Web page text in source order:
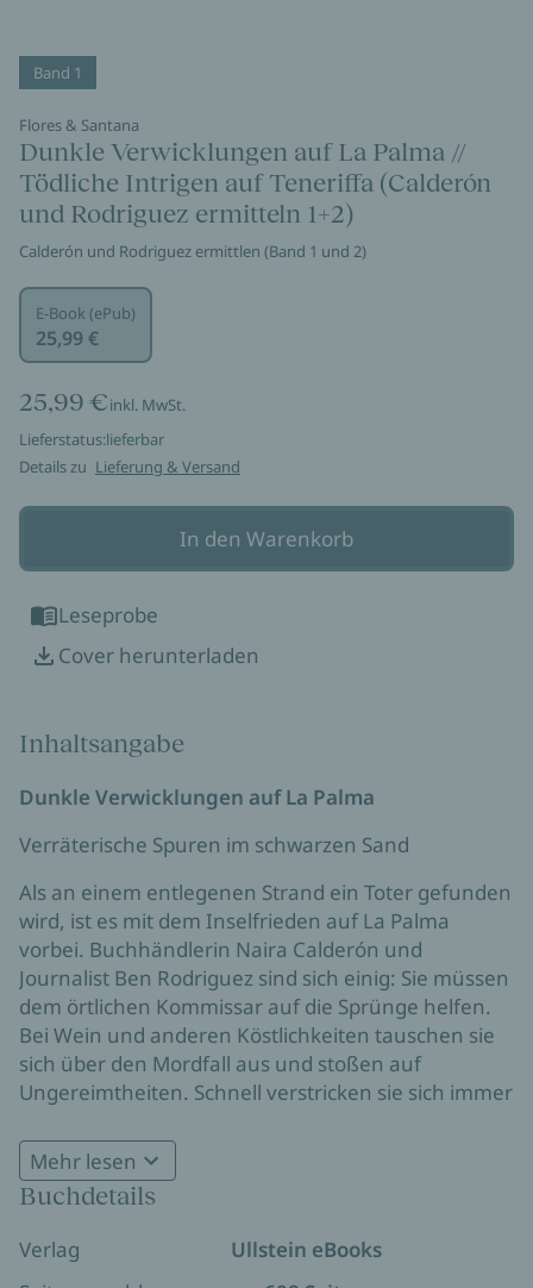
Band 1
Flores & Santana
Dunkle Verwicklungen auf La Palma //
Tödliche Intrigen auf Teneriffa (Calderón
und Rodriguez ermitteln 1+2)
Calderón und Rodriguez ermittlen (Band 1 und 2)
E-Book (ePub)
25,99 €
25,99 €inkl. MwSt.
Lieferstatus:lieferbar
Details zu Lieferung & Versand
In den Warenkorb
Leseprobe
Cover herunterladen
Inhaltsangabe
Dunkle Verwicklungen auf La Palma
Verräterische Spuren im schwarzen Sand
Als an einem entlegenen Strand ein Toter gefunden
wird, ist es mit dem Inselfrieden auf La Palma
vorbei. Buchhändlerin Naira Calderón und
Journalist Ben Rodriguez sind sich einig: Sie müssen
dem örtlichen Kommissar auf die Sprünge helfen.
Bei Wein und anderen Köstlichkeiten tauschen sie
sich über den Mordfall aus und stoßen auf
Ungereimtheiten. Schnell verstricken sie sich immer
dem dunklen Sand verbirgt sich ein schockierendes
Geheimnis, das unaufhörlich zum Licht strebt – und
La Palma für immer verändern wird.
Tödliche Intrigen auf La Palma
Atmosphäre, Mord und Genuss auf Teneriffa –
Mehr lesen
Buchdetails
Verlag
Ullstein eBooks